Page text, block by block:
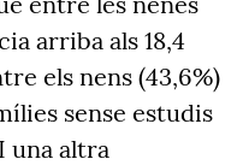
arriba als 18,4
els nens (43,6%)
sense estudis
una altra